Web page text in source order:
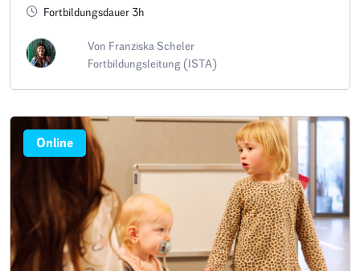
Fortbildungsdauer 3h
Von Franziska Scheler
Fortbildungsleitung (ISTA)
Online